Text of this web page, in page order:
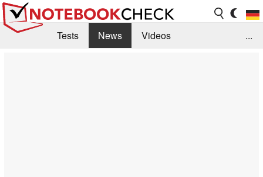
Tests News
Videos
...